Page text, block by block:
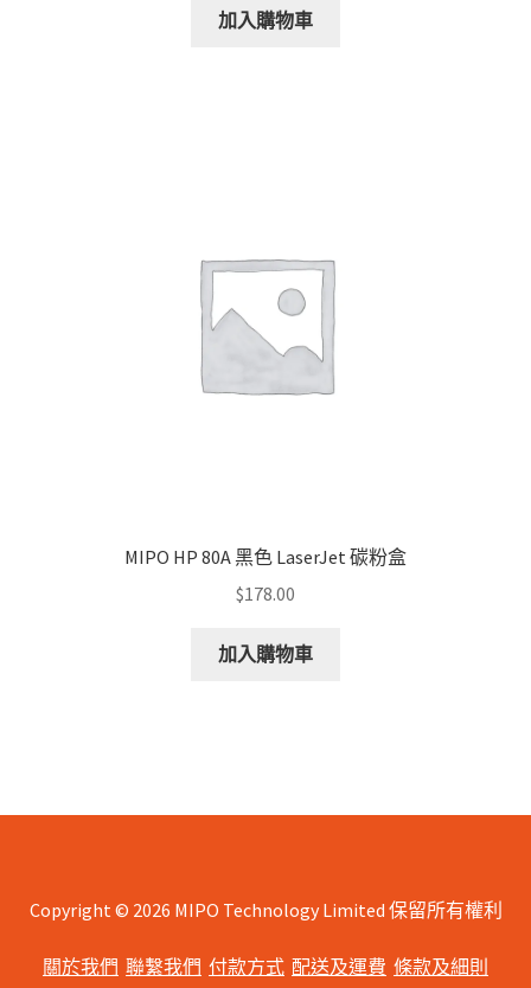
加入購物車
MIPO HP 80A 黑色 LaserJet 碳粉盒
$178.00
加入購物車
Copyright © 2026 MIPO Technology Limited 保留所有權利
關於我們 聯繫我們 付款方式 配送及運費 條款及細則